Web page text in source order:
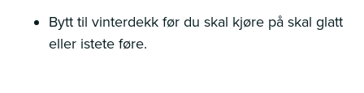
Bytt til vinterdekk før du skal kjøre på skal glatt
eller istete føre.